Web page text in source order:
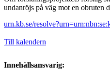
undanröjs på väg mot en obruten
urn.kb.se/
Till kalendern
Innehållsansvarig: